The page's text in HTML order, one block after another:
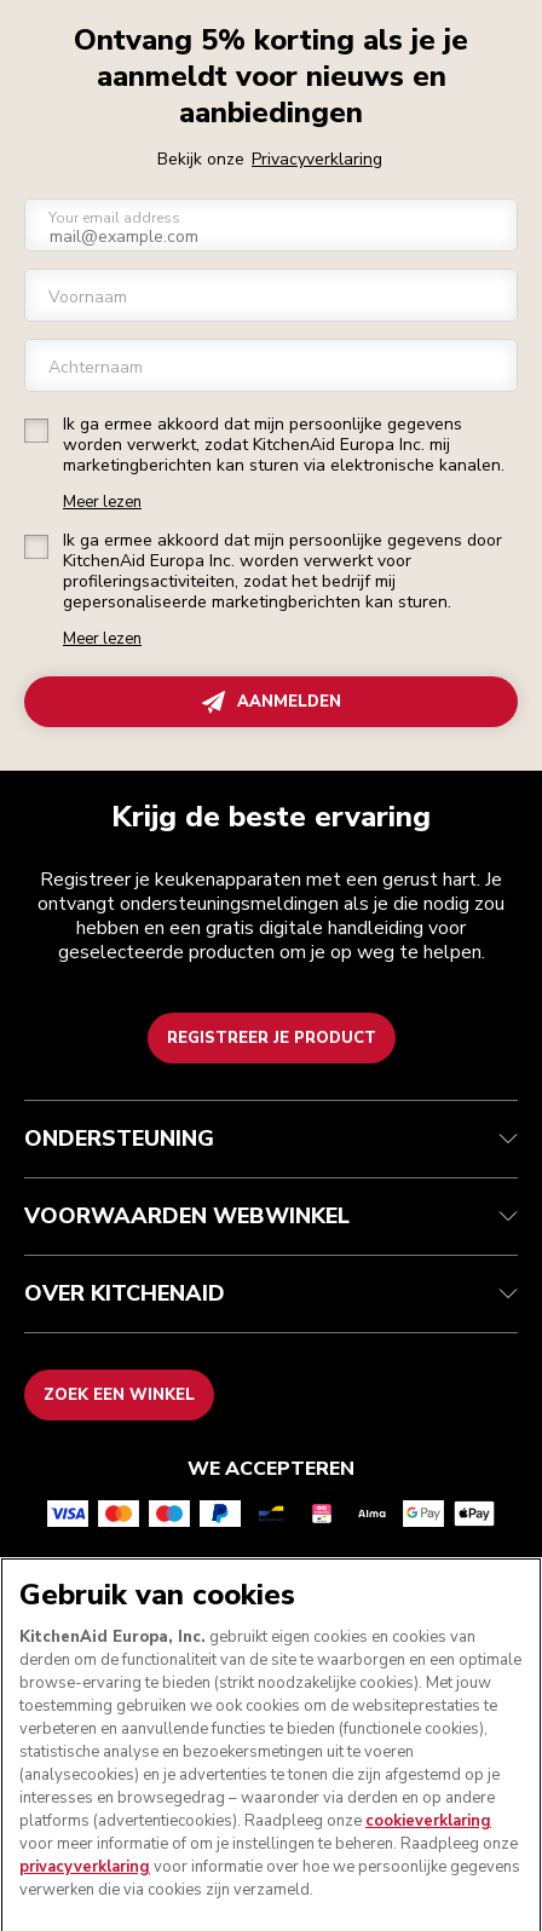
Ontvang 5% korting als je je
aanmeldt voor nieuws en
aanbiedingen
Bekijk onze Privacyverklaring
Your email address
Voornaam
Achternaam
Ik ga ermee akkoord dat mijn persoonlijke gegevens
worden verwerkt, zodat KitchenAid Europa Inc. mij
marketingberichten kan sturen via elektronische kanalen.
Meer lezen
Ik ga ermee akkoord dat mijn persoonlijke gegevens door
KitchenAid Europa Inc. worden verwerkt voor
profileringsactiviteiten, zodat het bedrijf mij
gepersonaliseerde marketingberichten kan sturen.
Meer lezen
AANMELDEN
Krijg de beste ervaring
Registreer je keukenapparaten met een gerust hart. Je
ontvangt ondersteuningsmeldingen als je die nodig zou
hebben en een gratis digitale handleiding voor
geselecteerde producten om je op weg te helpen.
REGISTREER JE PRODUCT
Health check
Je bestelling volgen
Garantie en documenten
Recupel
Algemene voorwaarden
Retournering en terugbetaling
Imprint
ODR
Het merk
Zoek een winkel
ONDERSTEUNING
VOORWAARDEN WEBWINKEL
OVER KITCHENAID
ZOEK EEN WINKEL
WE ACCEPTEREN
VOLG ONS
© KitchenAid 2026 - Alle rechten voorbehouden.
KitchenAid en het design van de keukenrobot zijn
Gebruik van cookies
KitchenAid Europa, Inc. gebruikt eigen cookies en cookies van
derden om de functionaliteit van de site te waarborgen en een optimale
browse-ervaring te bieden (strikt noodzakelijke cookies). Met jouw
toestemming gebruiken we ook cookies om de websiteprestaties te
verbeteren en aanvullende functies te bieden (functionele cookies),
statistische analyse en bezoekersmetingen uit te voeren
(analysecookies) en je advertenties te tonen die zijn afgestemd op je
interesses en browsegedrag – waaronder via derden en op andere
platforms (advertentiecookies). Raadpleeg onze cookieverklaring
voor meer informatie of om je instellingen te beheren. Raadpleeg onze
privacyverklaring voor informatie over hoe we persoonlijke gegevens
verwerken die via cookies zijn verzameld.